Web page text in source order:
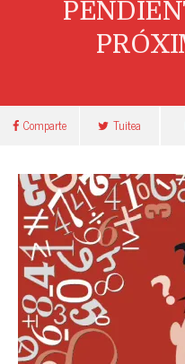
Comparte Tuitea